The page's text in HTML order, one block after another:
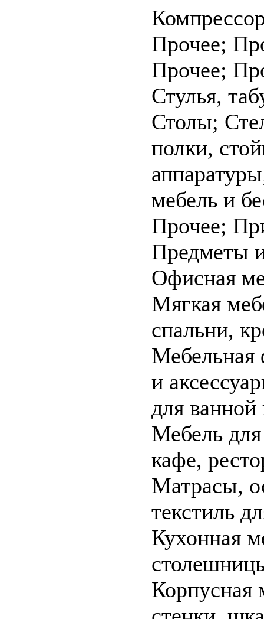
Прочее;
Прочее;
Стулья,
Столы;
полки,
мебель и
Прочее;
Предметы
Офисная
Мягкая
спальни,
Мебельная
и
для
Мебель
кафе,
Матрасы,
текстиль
Кухонная
Корпусная